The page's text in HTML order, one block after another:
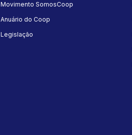
Movimento SomosCoop
Anuário do Coop
Legislação